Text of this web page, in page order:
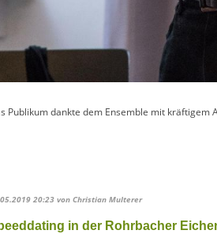
Publikum dankte dem Ensemble mit
20:23 von Christian Multerer
in der Rohrbacher